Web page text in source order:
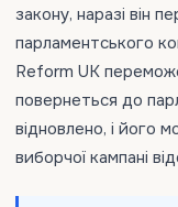
закону, наразі він
парламентського
Reform UK
повернеться до
відновлено, і його
виборчої кампані